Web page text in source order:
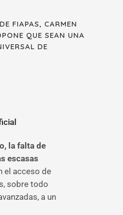
FIAPAS, CARMEN
QUE SEAN UNA
DE
la falta de
escasas
el acceso de
sobre todo
a un